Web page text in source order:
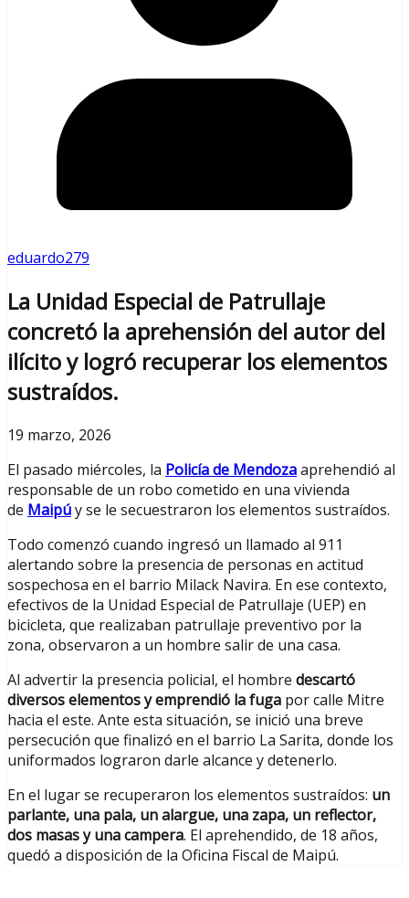
eduardo279
La Unidad Especial de Patrullaje
concretó la aprehensión del autor del
ilícito y logró recuperar los elementos
sustraídos.
19 marzo, 2026
El pasado miércoles, la Policía de Mendozaaprehendió al
responsable de un robo cometido en una vivienda
de Maipúy se le secuestraron los elementos sustraídos.
Todo comenzó cuando ingresó un llamado al 911
alertando sobre la presencia de personas en actitud
sospechosa en el barrio Milack Navira. En ese contexto,
efectivos de la Unidad Especial de Patrullaje (UEP) en
bicicleta, que realizaban patrullaje preventivo por la
zona, observaron a un hombre salir de una casa.
Al advertir la presencia policial, el hombre descartó
diversos elementos y emprendió la fuga por calle Mitre
hacia el este. Ante esta situación, se inició una breve
persecución que finalizó en el barrio La Sarita, donde los
uniformados lograron darle alcance y detenerlo.
En el lugar se recuperaron los elementos sustraídos: un
parlante, una pala, un alargue, una zapa, un reflector,
dos masas y una campera. El aprehendido, de 18 años,
quedó a disposición de la Oficina Fiscal de Maipú.